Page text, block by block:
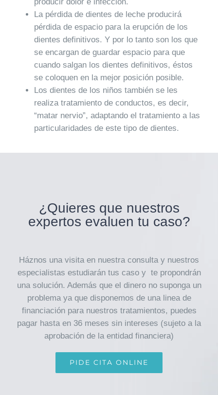
La pérdida de dientes de leche producirá
pérdida de espacio para la erupción de los
dientes definitivos. Y por lo tanto son los que
se encargan de guardar espacio para que
cuando salgan los dientes definitivos, éstos
se coloquen en la mejor posición posible.
Los dientes de los niños también se les
realiza tratamiento de conductos, es decir,
“matar nervio”, adaptando el tratamiento a las
particularidades de este tipo de dientes.
¿Quieres que nuestros
expertos evaluen tu caso?
Háznos una visita en nuestra consulta y nuestros
especialistas estudiarán tus caso y te propondrán
una solución. Además que el dinero no suponga un
problema ya que disponemos de una linea de
financiación para nuestros tratamientos, puedes
pagar hasta en 36 meses sin intereses (sujeto a la
aprobación de la entidad financiera)
PIDE CITA ONLINE